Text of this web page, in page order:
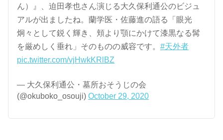
ん）』、迫田孝也さん演じる大久保利通公のビジュ
アルが出ましたね。蘭学医・佐藤進の語る「眼光
炯々として鋭く輝き、頬より顎にかけて漆黒なる髯
を厳めしく垂れ」そのものの威容です。#天外者
pic.twitter.com/vjHwkKRlBZ
— 大久保利通公・墓所おそうじの会
(@okuboko_osouji)October 29, 2020